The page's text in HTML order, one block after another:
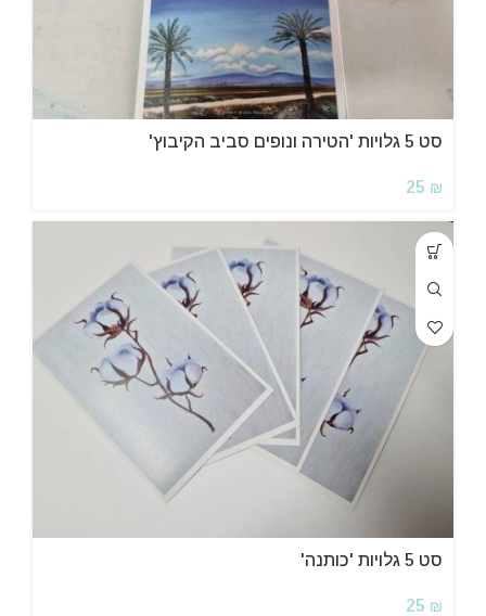
סט 5 גלויות 'הטירה ונופים סביב הקיבוץ'
25 ₪
סט 5 גלויות 'כותנה'
25 ₪